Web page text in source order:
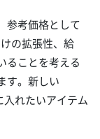
参考価格として
の拡張性、給
ることを考える
す。新しい
れたいアイテム